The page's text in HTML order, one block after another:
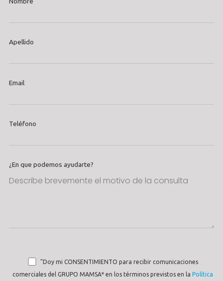
Apellido
Email
Teléfono
¿En que podemos ayudarte?
"Doy mi CONSENTIMIENTO para recibir comunicaciones
comerciales del GRUPO MAMSA* en los términos previstos en la Política